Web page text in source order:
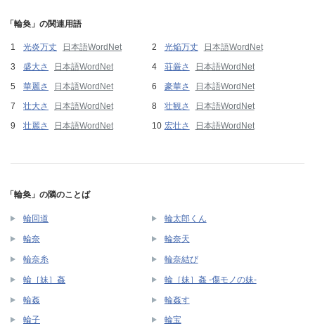
「輪奐」の関連用語
光炎万丈 日本語WordNet 光焔万丈
日本語WordNet
盛大さ
日本語WordNet 荘厳さ
日本語WordNet
華麗さ
日本語WordNet 豪華さ
日本語WordNet
壮大さ
日本語WordNet 壮観さ
日本語WordNet
壮麗さ
日本語WordNet 宏壮さ 日本語WordNet
「輪奐」の隣のことば
輪回道 輪太郎くん
輪奈 輪奈天
輪奈糸 輪奈結び
輪［妹］姦 輪［妹］姦 -傷モノの妹-
輪姦 輪姦す
輪子 輪宝